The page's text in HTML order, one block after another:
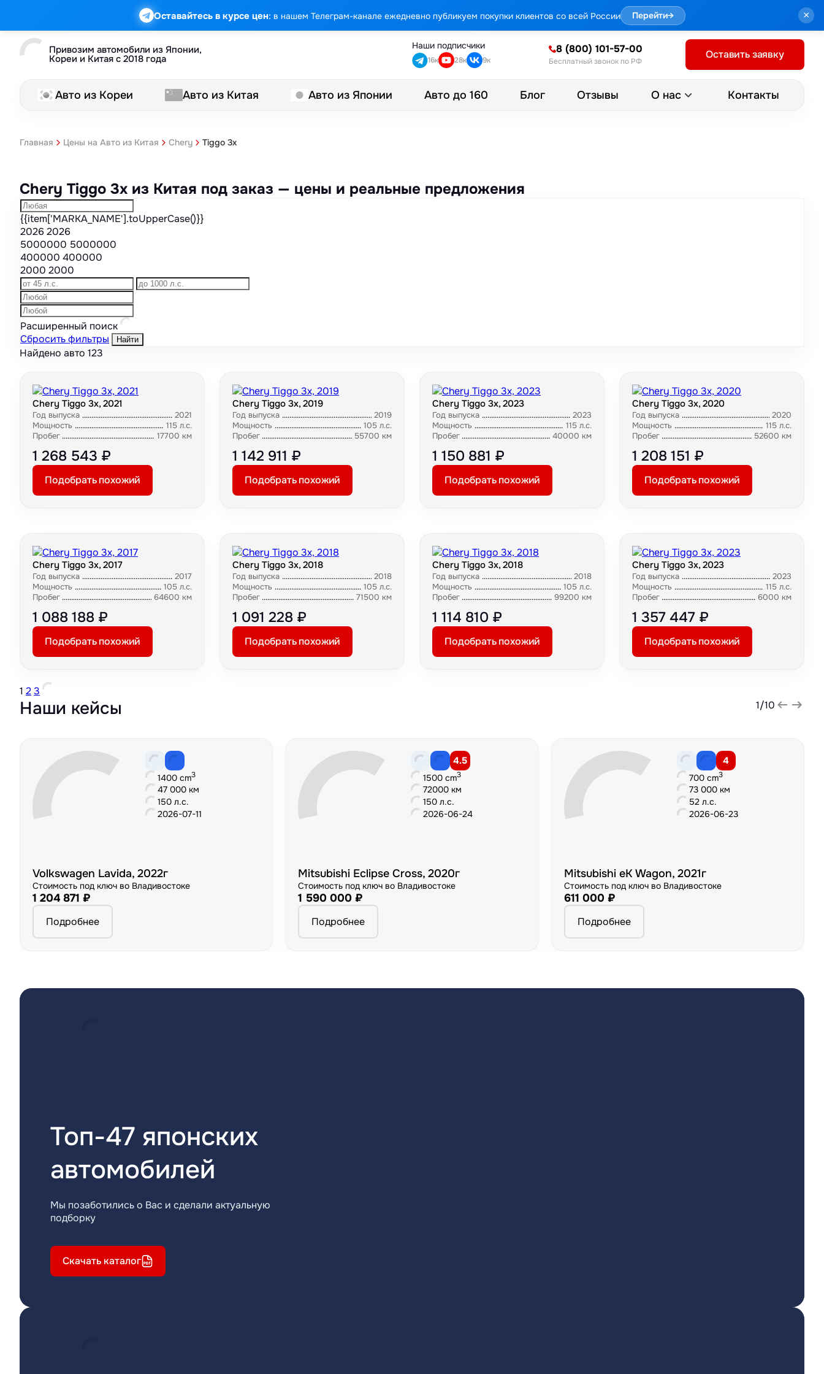
Оставайтесь в курсе цен: в нашем Телеграм-канале ежедневно публикуем покупки клиентов со всей России Перейти→ ×
Привозим автомобили из Японии,
Кореи и Китая с 2018 года
Наши подписчики
16к 28к 9к
8 (800) 101-57-00
Бесплатный звонок по РФ
Оставить заявку
Авто из Кореи Авто из Китая Авто из Японии Авто до 160 Блог Отзывы О нас Контакты
Главная Цены на Авто из Китая Chery Tiggo 3x
Chery Tiggo 3x из Китая под заказ — цены и реальные предложения
{{item['MARKA_NAME'].toUpperCase()}}
2026 2026
5000000 5000000
400000 400000
2000 2000
Расширенный поиск
Сбросить фильтры
Найти
Найдено авто 123
Chery Tiggo 3x, 2021
Год выпуска
2021
Мощность
115 л.с.
Пробег
17700 км
1 268 543 ₽
Подобрать похожий
Chery Tiggo 3x, 2019
Год выпуска
2019
Мощность
105 л.с.
Пробег
55700 км
1 142 911 ₽
Подобрать похожий
Chery Tiggo 3x, 2023
Год выпуска
2023
Мощность
115 л.с.
Пробег
40000 км
1 150 881 ₽
Подобрать похожий
Chery Tiggo 3x, 2020
Год выпуска
2020
Мощность
115 л.с.
Пробег
52600 км
1 208 151 ₽
Подобрать похожий
Chery Tiggo 3x, 2017
Год выпуска
2017
Мощность
105 л.с.
Пробег
64600 км
1 088 188 ₽
Подобрать похожий
Chery Tiggo 3x, 2018
Год выпуска
2018
Мощность
105 л.с.
Пробег
71500 км
1 091 228 ₽
Подобрать похожий
Chery Tiggo 3x, 2018
Год выпуска
2018
Мощность
105 л.с.
Пробег
99200 км
1 114 810 ₽
Подобрать похожий
Chery Tiggo 3x, 2023
Год выпуска
2023
Мощность
115 л.с.
Пробег
6000 км
1 357 447 ₽
Подобрать похожий
1 23
Наши кейсы 1/10
1400 cm3
47 000 км
150 л.с.
2026-07-11
Volkswagen Lavida, 2022г
Стоимость под ключ во Владивостоке
1 204 871 ₽
Подробнее
4.5
1500 cm3
72000 км
150 л.с.
2026-06-24
Mitsubishi Eclipse Cross, 2020г
Стоимость под ключ во Владивостоке
1 590 000 ₽
Подробнее
4
700 cm3
73 000 км
52 л.с.
2026-06-23
Mitsubishi eK Wagon, 2021г
Стоимость под ключ во Владивостоке
611 000 ₽
Подробнее
Топ-47 японских
автомобилей
Мы позаботились о Вас и сделали актуальную
подборку
Скачать каталог